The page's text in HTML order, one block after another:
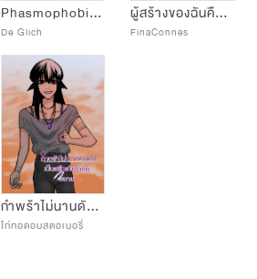
Phasmophobia หนีตายกองทัพวิญญาณ
De Glich
ผู้สร้างของฉันคือจอมมาร
FinaConnes
กำพร้าไม่นานดันหลุดไปเป็นสร้อยในโลกคู่ขนาน
ไก่ทอดอบสตอเบอรี่